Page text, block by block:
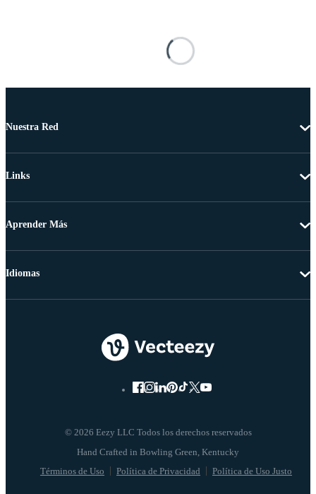
Nuestra Red
Links
Aprender Más
© 2026 Eezy LLC Todos los derechos reservados
Términos de Uso Política de Privacidad Política de Uso Justo
Idiomas